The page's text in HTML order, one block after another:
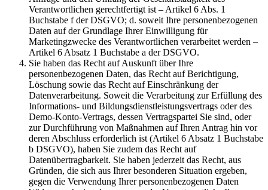
Verantwortlichen gerechtfertigt ist – Artikel 6 Abs. 1
Buchstabe f der DSGVO; d. soweit Ihre personenbezogenen
Daten auf der Grundlage Ihrer Einwilligung für
Marketingzwecke des Verantwortlichen verarbeitet werden –
Artikel 6 Absatz 1 Buchstabe a der DSGVO.
Sie haben das Recht auf Auskunft über Ihre
personenbezogenen Daten, das Recht auf Berichtigung,
Löschung sowie das Recht auf Einschränkung der
Datenverarbeitung. Soweit die Verarbeitung zur Erfüllung des
Informations- und Bildungsdienstleistungsvertrags oder des
Demo-Konto-Vertrags, dessen Vertragspartei Sie sind, oder
zur Durchführung von Maßnahmen auf Ihren Antrag hin vor
deren Abschluss erforderlich ist (Artikel 6 Absatz 1 Buchstabe
b DSGVO), haben Sie zudem das Recht auf
Datenübertragbarkeit. Sie haben jederzeit das Recht, aus
Gründen, die sich aus Ihrer besonderen Situation ergeben,
gegen die Verwendung Ihrer personenbezogenen Daten